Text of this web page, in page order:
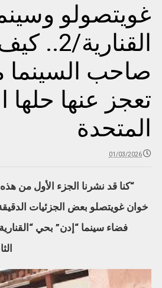
غويتصولو
القنارية/
صاحب السينما
تعجز عنها حلها
المتحدة
01/03/2026
“كنا قد نشرنا الجزء الأول من
خوان غويتصلو بعض الجزئيات
فضاء سينما “إدن” بحي